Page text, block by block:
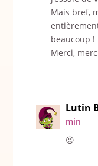
Mais bref,
beaucoup !
Merci,
Lutin
min
😉